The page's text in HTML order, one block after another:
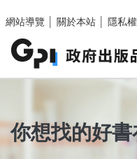
網站導覽
關於本站 隱私
你想找的好書